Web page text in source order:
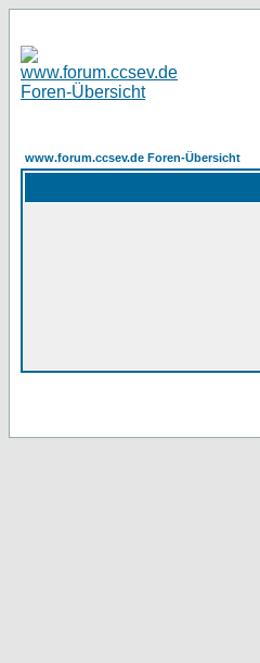
www.forum.ccsev.de Foren-Übersicht